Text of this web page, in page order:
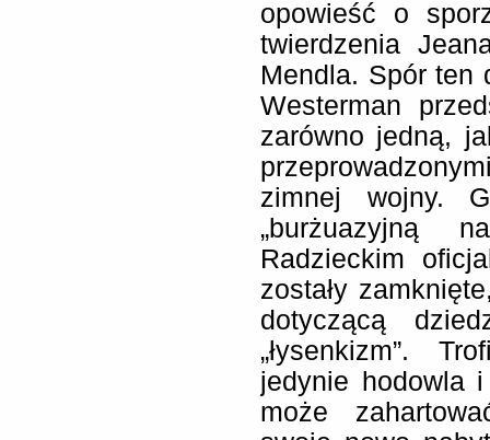
opowieść o
twierdzenia
Mendla. Spór ten
Westerman
zarówno jedną,
zimnej wojny.
„burżuazyjną
Radzieckim
zostały
dotyczącą
„łysenkizm”.
jedynie hodowla
może